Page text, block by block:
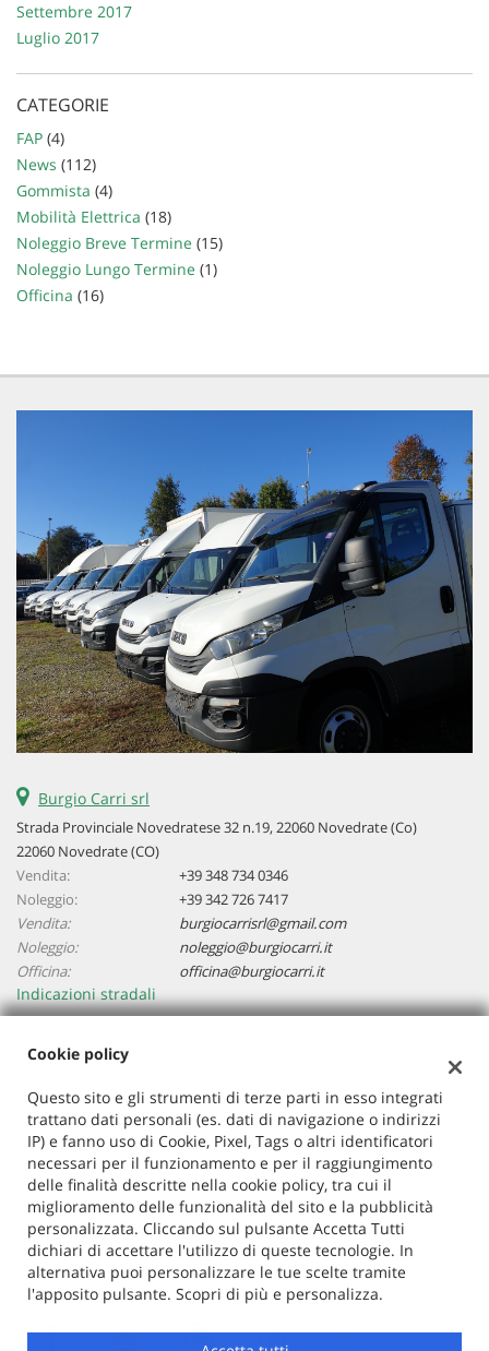
Settembre 2017
Luglio 2017
CATEGORIE
FAP (4)
News (112)
Gommista (4)
Mobilità Elettrica (18)
Noleggio Breve Termine (15)
Noleggio Lungo Termine (1)
Officina (16)
Burgio Carri srl
Strada Provinciale Novedratese 32 n.19, 22060 Novedrate (Co)
22060 Novedrate (CO)
Vendita:
+39 348 734 0346
Noleggio:
+39 342 726 7417
Vendita:
burgiocarrisrl@gmail.com
Noleggio:
noleggio@burgiocarri.it
Officina:
officina@burgiocarri.it
Indicazioni stradali
Burgio Carri Srl
Via S.Francesco 19, 22066 Mariano Comense (Co)
P.IVA:02577160134
Registro delle imprese:CO
N°02577160134
REA:co-267867
Capitale sociale: €110.000 i.v.
Cookie policy
Questo sito e gli strumenti di terze parti in esso integrati
trattano dati personali (es. dati di navigazione o indirizzi
IP) e fanno uso di Cookie, Pixel, Tags o altri identificatori
necessari per il funzionamento e per il raggiungimento
delle finalità descritte nella cookie policy, tra cui il
miglioramento delle funzionalità del sito e la pubblicità
personalizzata. Cliccando sul pulsante Accetta Tutti
dichiari di accettare l'utilizzo di queste tecnologie. In
alternativa puoi personalizzare le tue scelte tramite
l'apposito pulsante. Scopri di più e personalizza.